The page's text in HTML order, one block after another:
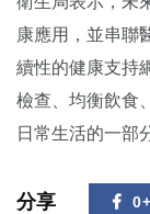
康應用，並串聯
續性的健康支持
檢查、均衡飲食
日常生活的一部
分享 0+